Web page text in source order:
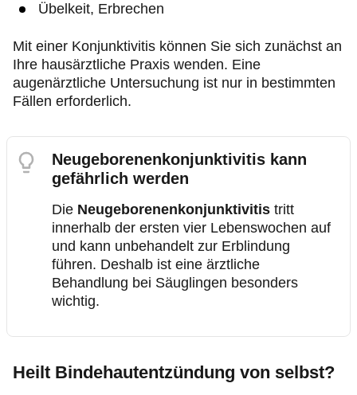
Übelkeit, Erbrechen
Mit einer Konjunktivitis können Sie sich zunächst an
Ihre hausärztliche Praxis wenden. Eine
augenärztliche Untersuchung ist nur in bestimmten
Fällen erforderlich.
Neugeborenenkonjunktivitis kann
gefährlich werden
Die Neugeborenenkonjunktivitis tritt
innerhalb der ersten vier Lebenswochen auf
und kann unbehandelt zur Erblindung
führen. Deshalb ist eine ärztliche
Behandlung bei Säuglingen besonders
wichtig.
Heilt Bindehautentzündung von selbst?